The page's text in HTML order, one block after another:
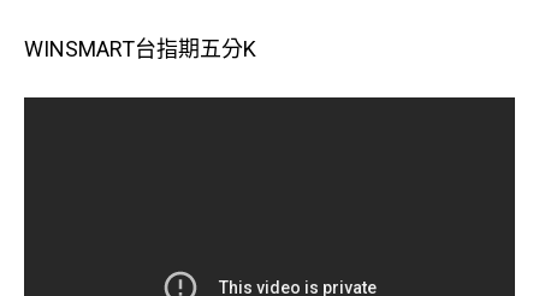
WINSMART台指期五分K